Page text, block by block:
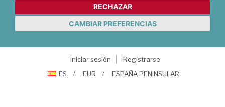
RECHAZAR
CAMBIAR PREFERENCIAS
Iniciar sesión
Registrarse
ES
EUR ESPAÑA PENINSULAR